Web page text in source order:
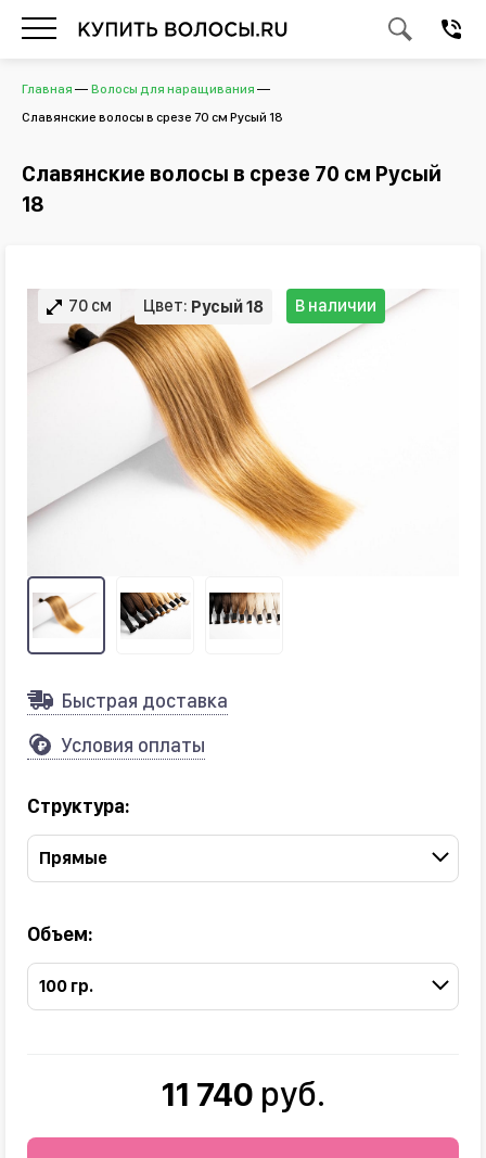
Главная
Волосы для наращивания
Славянские волосы в срезе 70 см Русый 18
Славянские волосы в срезе 70 см Русый
18
70 см Цвет: Русый 18 В наличии
Быстрая доставка
Условия оплаты
Структура:
Прямые
Объем:
100 гр.
11 740 руб.